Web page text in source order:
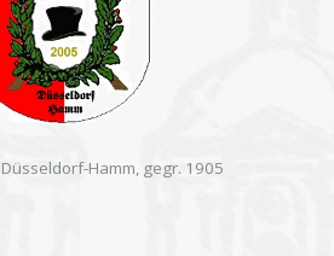
Hamm, gegr. 1905